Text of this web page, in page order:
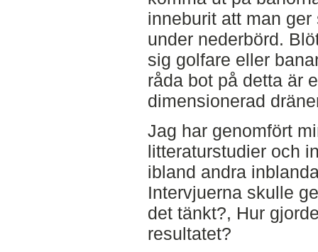
inneburit att man
under nederbörd.
sig golfare eller
råda bot på detta är
dimensionerad
Jag har genomfört
litteraturstudier och
ibland andra
Intervjuerna skulle
det tänkt?, Hur
resultatet?